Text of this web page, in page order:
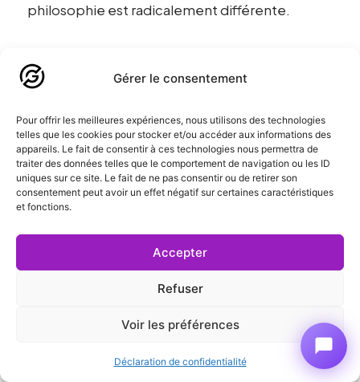
Gérer le consentement
Pour offrir les meilleures expériences, nous utilisons des technologies
telles que les cookies pour stocker et/ou accéder aux informations des
appareils. Le fait de consentir à ces technologies nous permettra de
traiter des données telles que le comportement de navigation ou les ID
uniques sur ce site. Le fait de ne pas consentir ou de retirer son
consentement peut avoir un effet négatif sur certaines caractéristiques
et fonctions.
Accepter
Refuser
Voir les préférences
Déclaration de confidentialité
philosophie est radicalement différente.
abonnement mensuel. Facile à installer, facile à
WordPress : mix d’extensions gratuites,
freemium, premium one-time. Plus complexe
à configurer, mais propriétaire et économique
sur la durée.
L’App Store Shopify est un business model.
via des abonnements récurrents élevés.
Résultat : les apps Shopify sont